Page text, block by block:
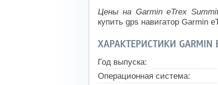
Цены на Garmin eTrex
купить gps навигатор Garmin
ХАРАКТЕРИСТИКИ GARMIN
Год выпуска:
Операционная система: